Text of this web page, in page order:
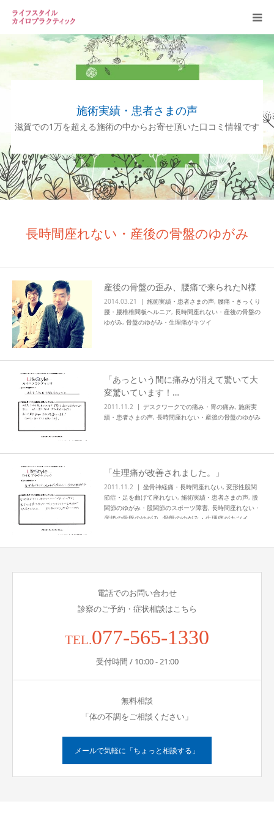
施術実績・患者さまの声
滋賀での1万を超える施術の中からお寄せ頂いた口コミ情報です
長時間座れない・産後の骨盤のゆがみ
産後の骨盤の歪み、腰痛で来られたN様
2014.03.21 施術実績・患者さまの声, 腰痛・きっくり
腰・腰椎椎間板ヘルニア, 長時間座れない・産後の骨盤の
ゆがみ, 骨盤のゆがみ・生理痛がキツイ
「あっという間に痛みが消えて驚いて大
変驚いています！…
2011.11.2 デスクワークでの痛み・胃の痛み, 施術実
績・患者さまの声, 長時間座れない・産後の骨盤のゆがみ
「生理痛が改善されました。」
2011.11.2 坐骨神経痛・長時間座れない, 変形性股関
節症・足を曲げて座れない, 施術実績・患者さまの声, 股
関節のゆがみ・股関節のスポーツ障害, 長時間座れない・
産後の骨盤のゆがみ 骨盤のゆがみ・生理痛がキツイ
電話でのお問い合わせ
診察のご予約・症状相談はこちら
TEL.077-565-1330
受付時間 / 10:00 - 21:00
無料相談
「体の不調をご相談ください」
メールで気軽に「ちょっと相談する」
お知らせ
スタッフ
カイロプラクティックについて
よくある質問